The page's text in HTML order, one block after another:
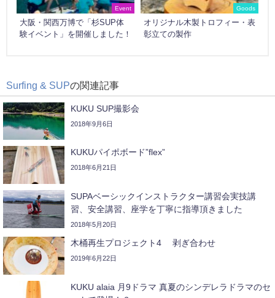
Event
大阪・関西万博で「杉SUP体
験イベント」を開催しました！
Goods
オリジナル木製トロフィー・表
彰立ての製作
Surfing & SUPの関連記事
KUKU SUP撮影会
2018年9月6日
KUKUパイポボード”flex”
2018年6月21日
SUPAベーシックインストラクター講習会実技講
習、安全講習、座学を丁寧に指導頂きました
2018年5月20日
木桶再生プロジェクト4 剥ぎ合わせ
2019年6月22日
KUKU alaia 月9ドラマ 真夏のシンデレラドラマのセ